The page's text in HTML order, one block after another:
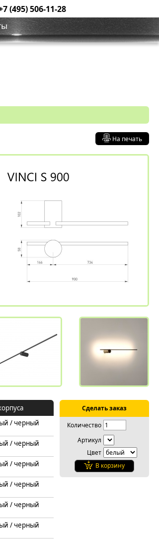
(495) 506-11-28
На печать
/ черный
/ черный
/ черный
/ черный
/ черный
/ черный
Сделать заказ
Количество
Артикул
Цвет
В корзину